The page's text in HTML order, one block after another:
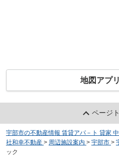
地図アプ
ページ
宇部市の不動産情報 賃貸アパ－ト 貸家
社和幸不動産 > 周辺施設案内 > 宇部市 >
ック